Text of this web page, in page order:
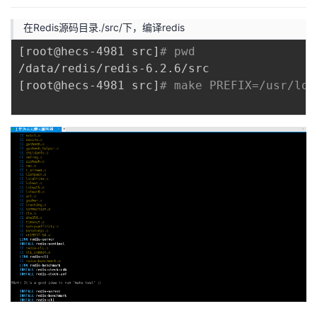
在Redis源码目录./src/下，编译redis
[ root@hecs-4981 src] # pwd
[ root@hecs-4981 src] # make PREFIX=/usr/